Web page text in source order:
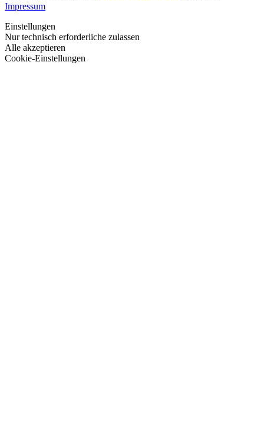
Impressum
Einstellungen
Nur technisch erforderliche zulassen
Alle akzeptieren
Cookie-Einstellungen